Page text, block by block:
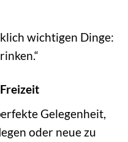
wichtigen Dinge:
Gelegenheit,
oder neue zu